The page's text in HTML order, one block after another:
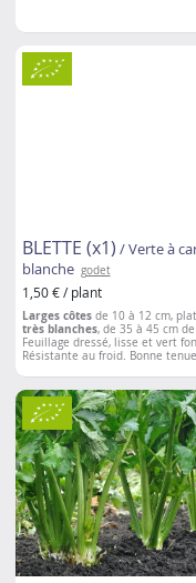
Consommation crue ou cuite.
Espacement entre les plantations
20 cm
BLETTE (x1) / Verte à
blanche godet
1,50 € / plant
Larges côtesde 10 à 12 cm,
très blanches, de 35 à 45 cm
Feuillage dressé, lisse et vert
Résistante au froid. Bonne
Espacement entre les
40cm